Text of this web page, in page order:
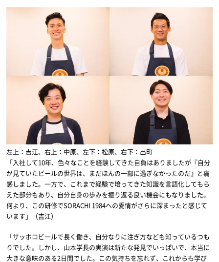
左上：吉江、右上：中原、左下：松原、右下：出町
「入社して10年、色々なことを経験してきた自負はありましたが『自分
が見ていたビールの世界は、まだほんの一部に過ぎなかったのだ』と痛
感しました。一方で、これまで経験で培ってきた知識を言語化してもら
えた部分もあり、自分自身の歩みを振り返る良い機会にもなりました。
何より、この研修でSORACHI 1984への愛情がさらに深まったと感じて
います」（吉江）
「サッポロビールで長く働き、自分なりに注ぎ方なども知っているつも
りでした。しかし、山本学長の実演は新たな発見でいっぱいで、本当に
大きな意味のある2日間でした。この気持ちを忘れず、これからも学び